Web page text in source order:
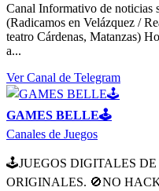
Canal Informativo de noticias
(Radicamos en Velázquez /
teatro Cárdenas, Matanzas)
a...
Ver Canal de Telegram
GAMES BELLE🕹
Canales de Juegos
🕹JUEGOS DIGITALES DE
ORIGINALES. 🚫NO